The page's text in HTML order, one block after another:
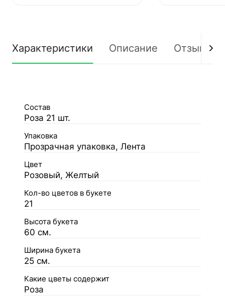
Характеристики Описание Отзывы
Состав
Роза 21 шт.
Упаковка
Прозрачная упаковка, Лента
Цвет
Розовый, Желтый
Кол-во цветов в букете
21
Высота букета
60 см.
Ширина букета
25 см.
Какие цветы содержит
Роза